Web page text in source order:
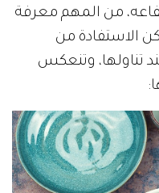
من المهم معرفة
الاستفادة من
تناولها، وتنعكس